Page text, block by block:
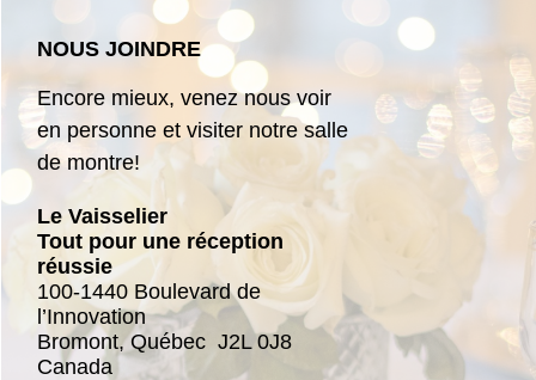
NOUS JOINDRE
Encore mieux, venez nous voir
en personne et visiter notre salle
de montre!
Le Vaisselier
Tout pour une réception
réussie
100-1440 Boulevard de
l’Innovation
Bromont,Québec J2L 0J8
Canada